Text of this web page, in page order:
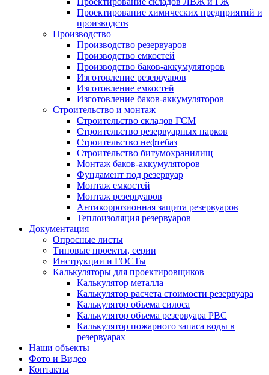
Проектирование химических предприятий и
производств
Производство
Производство резервуаров
Производство емкостей
Производство баков-аккумуляторов
Изготовление резервуаров
Изготовление емкостей
Изготовление баков-аккумуляторов
Строительство и монтаж
Строительство складов ГСМ
Строительство резервуарных парков
Строительство нефтебаз
Строительство битумохранилищ
Монтаж баков-аккумуляторов
Фундамент под резервуар
Монтаж емкостей
Монтаж резервуаров
Антикоррозионная защита резервуаров
Теплоизоляция резервуаров
Документация
Опросные листы
Типовые проекты, серии
Инструкции и ГОСТы
Калькуляторы для проектировщиков
Калькулятор металла
Калькулятор расчета стоимости резервуара
Калькулятор объема силоса
Калькулятор объема резервуара РВС
Калькулятор пожарного запаса воды в
резервуарах
Наши объекты
Фото и Видео
Контакты